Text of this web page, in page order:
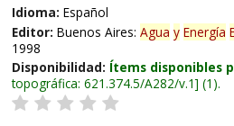
Idioma: Español
Editor: Buenos Aires: Agua y Energía
1998
Disponibilidad: Ítems disponibles
topográfica: 621.374.5/A282/v.1 (1).